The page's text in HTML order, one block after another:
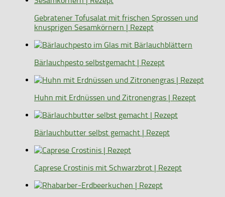
Gebratener Tofusalat mit frischen Sprossen und
knusprigen Sesamkörnern | Rezept
Bärlauchpesto selbstgemacht | Rezept
Huhn mit Erdnüssen und Zitronengras | Rezept
Bärlauchbutter selbst gemacht | Rezept
Caprese Crostinis mit Schwarzbrot | Rezept